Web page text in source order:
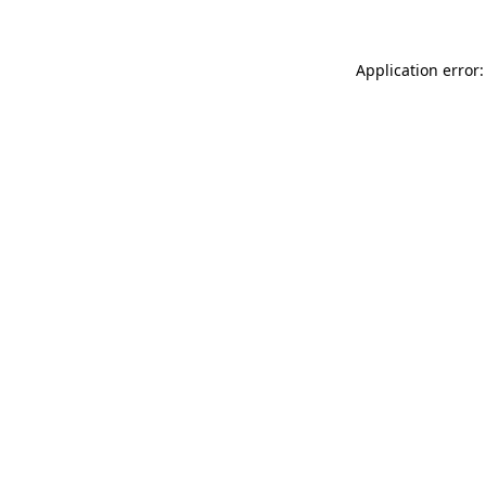
Application